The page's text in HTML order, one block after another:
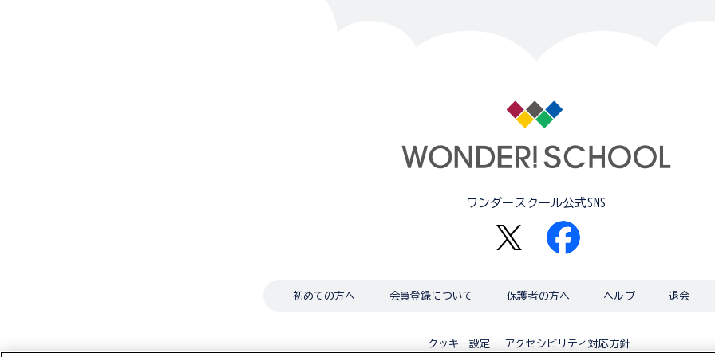
ワンダースクール公式SNS
初めての方へ 会員登録について 保護者の方へ ヘルプ 退会
クッキー設定 アクセシビリティ対応方針